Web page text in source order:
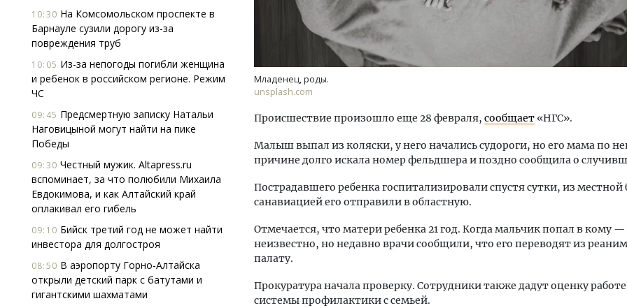
10:30 На Комсомольском проспекте в
Барнауле сузили дорогу из-за
повреждения труб
10:05 Из-за непогоды погибли женщина
и ребенок в российском регионе. Режим
ЧС
09:45 Предсмертную записку Натальи
Наговицыной могут найти на пике
Победы
09:30 Честный мужик. Altapress.ru
вспоминает, за что полюбили Михаила
Евдокимова, и как Алтайский край
оплакивал его гибель
09:10 Бийск третий год не может найти
инвестора для долгостроя
08:50 В аэропорту Горно-Алтайска
открыли детский парк с батутами и
гигантскими шахматами
Младенец, роды.
unsplash.com
Происшествие произошло еще 28 февраля, сообщает«НГС».
Малыш выпал из коляски, у него начались судороги, но его мама по
причине долго искала номер фельдшера и поздно сообщила о
Пострадавшего ребенка госпитализировали спустя сутки, из
санавиацией его отправили в областную.
Отмечается, что матери ребенка 21 год. Когда мальчик попал в кому —
неизвестно, но недавно врачи сообщили, что его переводят из
палату.
Прокуратура начала проверку. Сотрудники также дадут оценку
системы профилактики с семьей.
Смелость архитектурных идей.
Генеральный директор компании
трендах в фасадах и развитии рынка
Архитектурный код
земли. Мощение